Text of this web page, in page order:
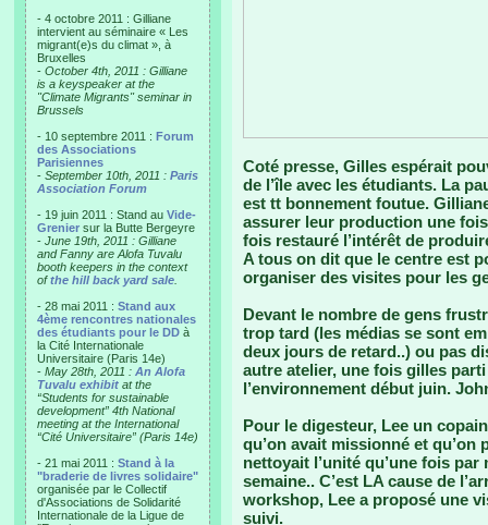
- 4 octobre 2011 : Gilliane
intervient au séminaire « Les
migrant(e)s du climat », à
Bruxelles
- October 4th, 2011 : Gilliane
is a keyspeaker at the
"Climate Migrants" seminar in
Brussels
- 10 septembre 2011 : Forum
des Associations
Parisiennes
- September 10th, 2011 : Paris
Association Forum
- 19 juin 2011 : Stand au Vide-
Grenier sur la Butte Bergeyre
- June 19th, 2011 : Gilliane
and Fanny are Alofa Tuvalu
booth keepers in the context
ofthe hill back yard sale
- 28 mai 2011 : Stand aux
4ème rencontres nationales
des étudiants pour le DD à
la Cité Internationale
Universitaire (Paris 14e)
- May 28th, 2011 : An Alofa
Tuvalu exhibit at the
“Students for sustainable
development” 4th National
meeting at the International
“Cité Universitaire” (Paris 14e)
- 21 mai 2011 : Stand à la
"braderie de livres solidaire"
organisée par le Collectif
d'Associations de Solidarité
Internationale de la Ligue de
Coté presse, Gilles espérait
de l’île avec les étudiants. La
est tt bonnement foutue.
assurer leur production une
fois restauré l’intérêt de
A tous on dit que le centre est
organiser des visites pour les
Devant le nombre de gens
trop tard (les médias se sont
deux jours de retard..) ou pas
autre atelier, une fois gilles
l’environnement début juin.
Pour le digesteur, Lee un
qu’on avait missionné et qu’on
nettoyait l’unité qu’une fois
semaine.. C’est LA cause de
workshop, Lee a proposé une
suivi.